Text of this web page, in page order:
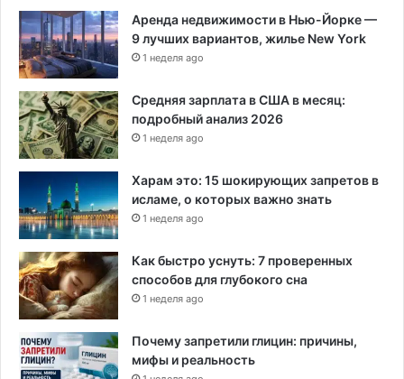
Аренда недвижимости в Нью-Йорке —
9 лучших вариантов, жилье New York
1 неделя ago
Средняя зарплата в США в месяц:
подробный анализ 2026
1 неделя ago
Харам это: 15 шокирующих запретов в
исламе, о которых важно знать
1 неделя ago
Как быстро уснуть: 7 проверенных
способов для глубокого сна
1 неделя ago
Почему запретили глицин: причины,
мифы и реальность